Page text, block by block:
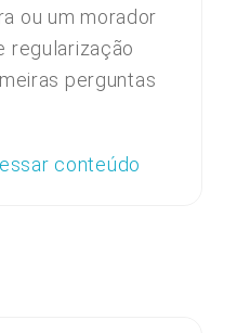
ou um morador
regularização
perguntas
conteúdo